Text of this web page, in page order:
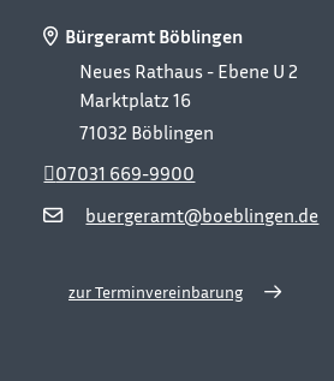
Bürgeramt Böblingen
Neues Rathaus - Ebene U 2
Marktplatz 16
71032 Böblingen
buergeramt@boeblingen.de
07031 669-9900
zur Terminvereinbarung